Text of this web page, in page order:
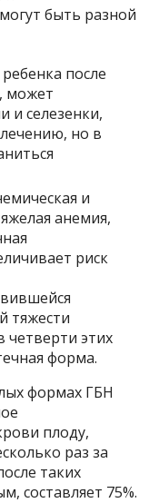
быть разной
после
может
и селезенки,
но в
и
анемия,
риск
тяжести
четверти этих
форма.
формах ГБН
плоду,
раз за
таких
составляет 75%.